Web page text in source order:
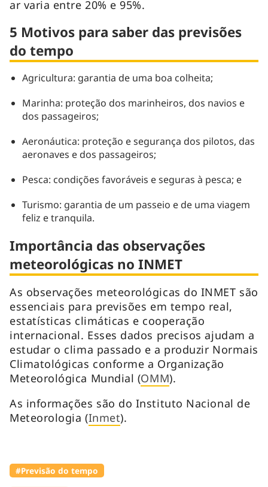
ar varia entre 20% e 95%.
5 Motivos para saber das previsões
do tempo
Agricultura: garantia de uma boa colheita;
Marinha: proteção dos marinheiros, dos navios e
dos passageiros;
Aeronáutica: proteção e segurança dos pilotos, das
aeronaves e dos passageiros;
Pesca: condições favoráveis e seguras à pesca; e
Turismo: garantia de um passeio e de uma viagem
feliz e tranquila.
Importância das observações
meteorológicas no INMET
As observações meteorológicas do INMET são
essenciais para previsões em tempo real,
estatísticas climáticas e cooperação
internacional. Esses dados precisos ajudam a
estudar o clima passado e a produzir Normais
Climatológicas conforme a Organização
Meteorológica Mundial (OMM).
As informações são do Instituto Nacional de
Meteorologia (Inmet).
#Previsão do tempo